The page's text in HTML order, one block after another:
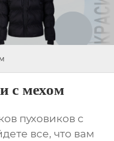
с мехом
пуховиков с
все, что вам